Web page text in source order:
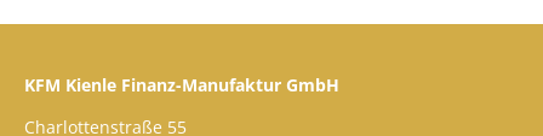
KFM Kienle Finanz-Manufaktur GmbH
Charlottenstraße 55